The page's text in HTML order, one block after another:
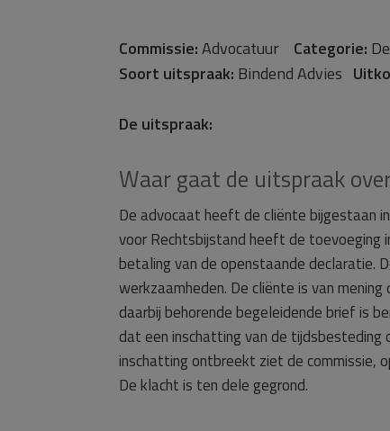
Commissie:Advocatuur Categorie:
Soort uitspraak: Bindend Advies
De uitspraak:
Waar gaat de uitspraak
De advocaat heeft de cliënte bijgestaan
voor Rechtsbijstand heeft de toevoeging
betaling van de openstaande declaratie.
werkzaamheden. De cliënte is van
daarbij behorende begeleidende brief is
dat een inschatting van de tijdsbesteding
inschatting ontbreekt ziet de commissie,
De klacht is ten dele gegrond.